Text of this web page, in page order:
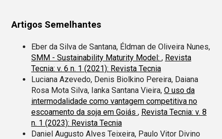
Artigos Semelhantes
Eber da Silva de Santana, Éldman de Oliveira Nunes,
SMM - Sustainability Maturity Model: , Revista
Tecnia: v. 6 n. 1 (2021): Revista Tecnia
Luciana Azevedo, Denis Biolkino Pereira, Daiana
Rosa Mota Silva, Ianka Santana Vieira, O uso da
intermodalidade como vantagem competitiva no
escoamento da soja em Goiás , Revista Tecnia: v. 8
n. 1 (2023): Revista Tecnia
Daniel Augusto Alves Teixeira, Paulo Vitor Divino